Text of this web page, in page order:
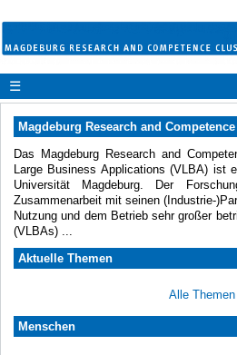
☰
Magdeburg Research and
Das Magdeburg Research and
Large Business Applications (VLBA) ist
Universität Magdeburg. Der
Zusammenarbeit mit seinen (Industrie-
Nutzung und dem Betrieb sehr großer
(VLBAs) ...
Aktuelle Themen
Alle Themen
Menschen